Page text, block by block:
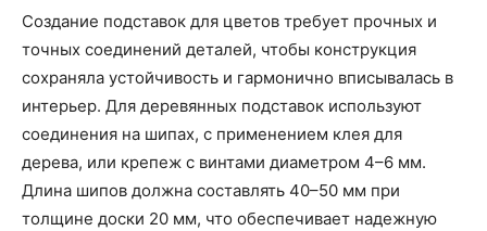
Создание подставок для цветов требует прочных и
точных соединений деталей, чтобы конструкция
сохраняла устойчивость и гармонично вписывалась в
интерьер. Для деревянных подставок используют
соединения на шипах, с применением клея для
дерева, или крепеж с винтами диаметром 4–6 мм.
Длина шипов должна составлять 40–50 мм при
толщине доски 20 мм, что обеспечивает надежную